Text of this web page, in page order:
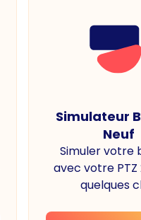
Simulateur
Neuf
Simuler votre
avec votre PTZ
quelques